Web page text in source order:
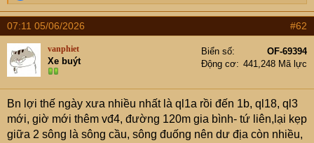
e
a
c
t
i
o
n
s
:
07:11 05/06/2026 #62
vanphiet
Xe buýt
Biển số
OF-69394
Động cơ
441,248 Mã lực
Bn lợi thế ngày xưa nhiều nhất là ql1a rồi đến 1b, ql18, ql3
mới, giờ mới thêm vđ4, đường 120m gia bình- tứ liên,lại kẹp
giữa 2 sông là sông cầu, sông đuống nên dư địa còn nhiều,